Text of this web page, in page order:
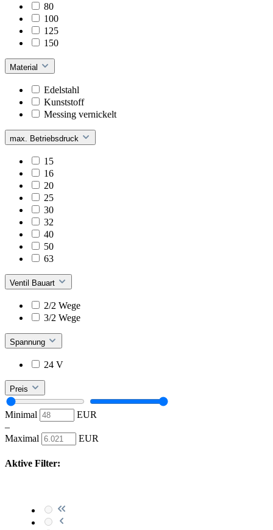
80
100
125
150
Material
Edelstahl
Kunststoff
Messing vernickelt
max. Betriebsdruck
15
16
20
25
30
32
40
50
63
Ventil Bauart
2/2 Wege
3/2 Wege
Spannung
24 V
Preis
Minimal
EUR
–
Maximal
EUR
Aktive Filter: